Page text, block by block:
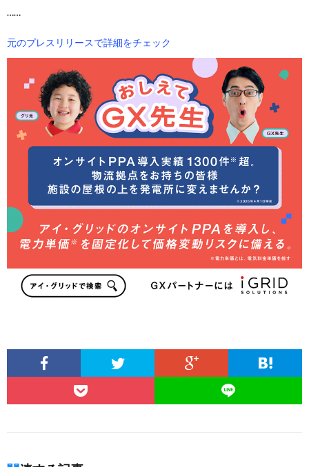
……
元のプレスリリースで詳細をチェック